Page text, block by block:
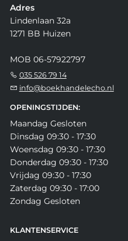
Adres
Lindenlaan 32a
1271 BB Huizen
MOB 06-57922797
035 526 79 14
info@boekhandelecho.nl
OPENINGSTIJDEN:
Maandag Gesloten
Dinsdag 09:30 - 17:30
Woensdag 09:30 - 17:30
Donderdag 09:30 - 17:30
Vrijdag 09:30 - 17:30
Zaterdag 09:30 - 17:00
Zondag Gesloten
KLANTENSERVICE